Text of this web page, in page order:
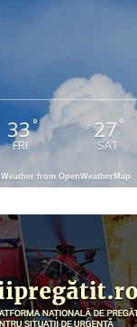
33°
FRI
27 °
SAT
Weather from OpenWeatherMap